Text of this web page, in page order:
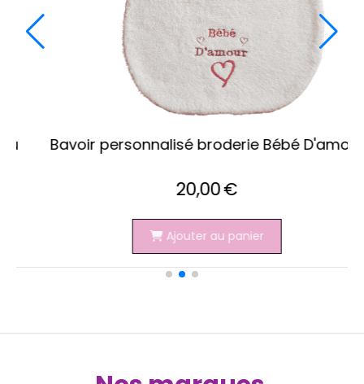
Bavoir personnalisé a noué dans le cou
20,00€
Ajouter au panier